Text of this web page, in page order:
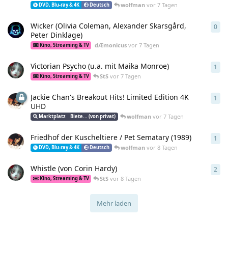
DVD, Blu-ray & 4K Deutsch wolfman vor 7 Tagen
Wicker (Olivia Coleman, Alexander Skarsgård,
Peter Dinklage)
Kino, Streaming & TV dÆmonicus vor 7 Tagen
0
Victorian Psycho (u.a. mit Maika Monroe)
Kino, Streaming & TV StS vor 7 Tagen
1
Jackie Chan's Breakout Hits! Limited Edition 4K
UHD
Marktplatz Biete... (von privat) wolfman vor 7 Tagen
1
Friedhof der Kuscheltiere / Pet Sematary (1989)
DVD, Blu-ray & 4K Deutsch wolfman vor 8 Tagen
1
Whistle (von Corin Hardy)
Kino, Streaming & TV StS vor 8 Tagen
2
Mehr laden